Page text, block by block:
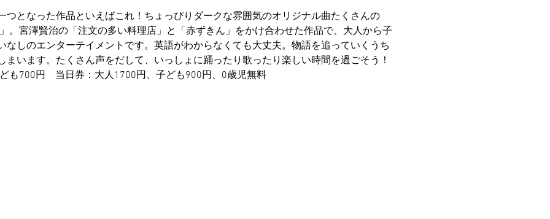
つとなった作品といえばこれ！ちょっぴりダークな雰囲気のオリジナル曲たくさんの
。宮澤賢治の「注文の多い料理店」と「赤ずきん」をかけ合わせた作品で、大人から子
なしのエンターテイメントです。英語がわからなくても大丈夫。物語を追っていくうち
まいます。たくさん声をだして、いっしょに踊ったり歌ったり楽しい時間を過ごそう！
も700円　当日券：大人1700円、子ども900円、0歳児無料